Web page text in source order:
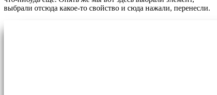
выбрали отсюда какое-то свойство и сюда нажали, перенесли.